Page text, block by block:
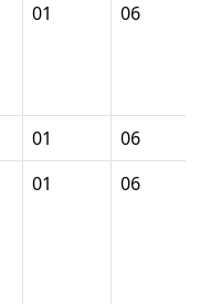
01 06
01
06
01 06